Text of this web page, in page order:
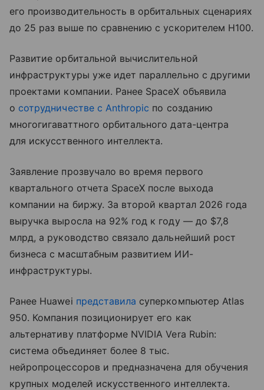
его производительность в орбитальных сценариях
до 25 раз выше по сравнению с ускорителем H100.
Развитие орбитальной вычислительной
инфраструктуры уже идет параллельно с другими
проектами компании. Ранее SpaceX объявила
о сотрудничестве с Anthropic по созданию
многогигаваттного орбитального дата-центра
для искусственного интеллекта.
Заявление прозвучало во время первого
квартального отчета SpaceX после выхода
компании на биржу. За второй квартал 2026 года
выручка выросла на 92% год к году — до $7,8
млрд, а руководство связало дальнейший рост
бизнеса с масштабным развитием ИИ-
инфраструктуры.
Ранее Huawei представила суперкомпьютер Atlas
950. Компания позиционирует его как
альтернативу платформе NVIDIA Vera Rubin:
система объединяет более 8 тыс.
нейропроцессоров и предназначена для обучения
крупных моделей искусственного интеллекта.